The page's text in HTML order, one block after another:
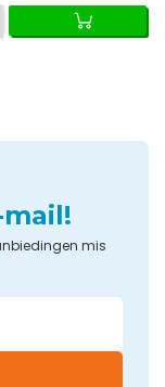
mis